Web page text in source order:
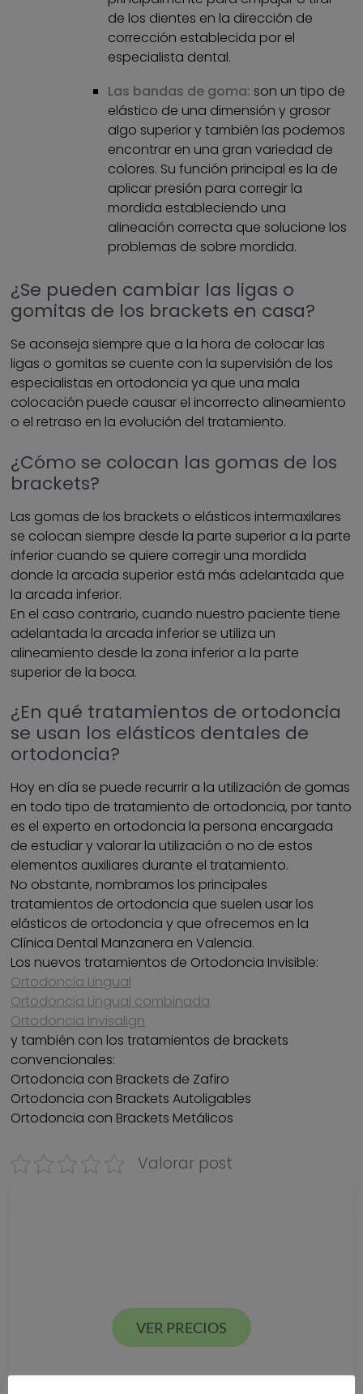
de los dientes en la dirección de
corrección establecida por el
especialista dental.
Las bandas de goma: son un tipo de
elástico de una dimensión y grosor
algo superior y también las podemos
encontrar en una gran variedad de
colores. Su función principal es la de
aplicar presión para corregir la
mordida estableciendo una
alineación correcta que solucione los
problemas de sobre mordida.
¿Se pueden cambiar las ligas o
gomitas de los brackets en casa?
Se aconseja siempre que a la hora de colocar las
ligas o gomitas se cuente con la supervisión de los
especialistas en ortodoncia ya que una mala
colocación puede causar el incorrecto alineamiento
o el retraso en la evolución del tratamiento.
¿Cómo se colocan las gomas de los
brackets?
Las gomas de los brackets o elásticos intermaxilares
se colocan siempre desde la parte superior a la parte
inferior cuando se quiere corregir una mordida
donde la arcada superior está más adelantada que
la arcada inferior.
En el caso contrario, cuando nuestro paciente tiene
adelantada la arcada inferior se utiliza un
alineamiento desde la zona inferior a la parte
superior de la boca.
¿En qué tratamientos de ortodoncia
se usan los elásticos dentales de
ortodoncia?
Hoy en día se puede recurrir a la utilización de gomas
en todo tipo de tratamiento de ortodoncia, por tanto
es el experto en ortodoncia la persona encargada
de estudiar y valorar la utilización o no de estos
elementos auxiliares durante el tratamiento.
No obstante, nombramos los principales
tratamientos de ortodoncia que suelen usar los
elásticos de ortodoncia y que ofrecemos en la
Clínica Dental Manzanera en Valencia.
Los nuevos tratamientos de Ortodoncia Invisible:
Ortodoncia Lingual
Ortodoncia Lingual combinada
Ortodoncia Invisalign
y también con los tratamientos de brackets
convencionales:
Ortodoncia con Brackets de Zafiro
Ortodoncia con Brackets Autoligables
Ortodoncia con Brackets Metálicos
Valorar post
VER PRECIOS